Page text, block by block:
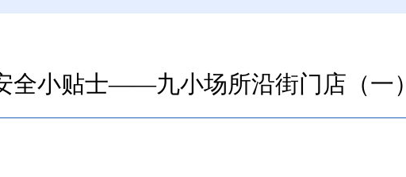
全小贴士——九小场所沿街门店（一）